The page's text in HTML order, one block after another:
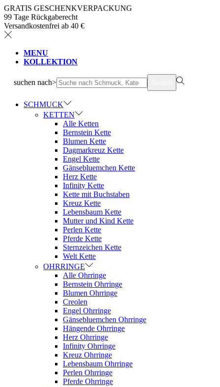
GRATIS GESCHENKVERPACKUNG
99 Tage Rückgaberecht
Versandkostenfrei ab 40 €
MENU
KOLLEKTION
suchen nach>
SCHMUCK
KETTEN
Alle Ketten
Bernstein Kette
Blumen Kette
Dagmarkreuz Kette
Engel Kette
Gänsebluemchen Kette
Herz Kette
Infinity Kette
Kette mit Buchstaben
Kreuz Kette
Lebensbaum Kette
Mutter und Kind Kette
Perlen Kette
Pferde Kette
Sternzeichen Kette
Welt Kette
OHRRINGE
Alle Ohrringe
Bernstein Ohrringe
Blumen Ohrringe
Creolen
Engel Ohrringe
Gänsebluemchen Ohrringe
Hängende Ohrringe
Herz Ohrringe
Infinity Ohrringe
Kreuz Ohrringe
Lebensbaum Ohrringe
Perlen Ohrringe
Pferde Ohrringe